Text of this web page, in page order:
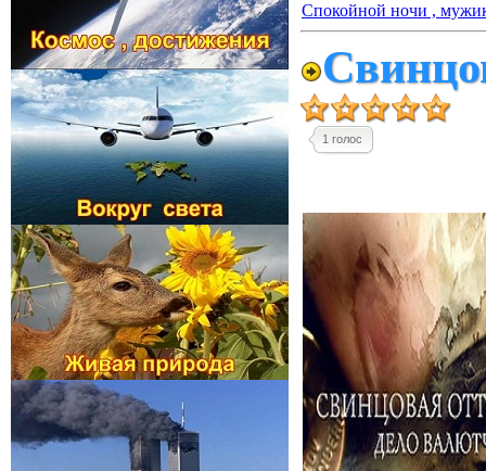
Спокойной ночи ,
1 голос